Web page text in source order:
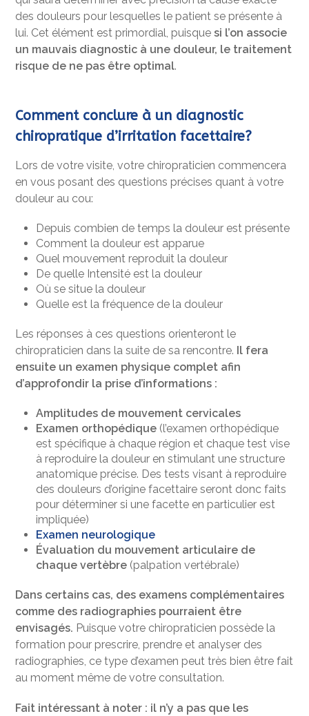
des douleurs pour lesquelles le patient se présente à
lui. Cet élément est primordial, puisquesi l’on associe
un mauvais diagnostic à une douleur, le traitement
risque de ne pas être optimal.
Comment conclure à un diagnostic
chiropratique d’irritation facettaire?
Lors de votre visite, votre chiropraticien commencera
en vous posant des questions précises quant à votre
douleur au cou:
Depuis combien de temps la douleur est présente
Comment la douleur est apparue
Quel mouvement reproduit la douleur
De quelle Intensité est la douleur
Où se situe la douleur
Quelle est la fréquence de la douleur
Les réponses à ces questions orienteront le
chiropraticien dans la suite de sa rencontre. Il fera
ensuite un examen physique complet afin
d’approfondir la prise d’informations :
Amplitudes de mouvement cervicales
Examen orthopédique (l’examen orthopédique
est spécifique à chaque région et chaque test vise
à reproduire la douleur en stimulant une structure
anatomique précise. Des tests visant à reproduire
des douleurs d’origine facettaire seront donc faits
pour déterminer si une facette en particulier est
impliquée)
Examen neurologique
Évaluation du mouvement articulaire de
chaque vertèbre (palpation vertébrale)
Dans certains cas, des examens complémentaires
comme des radiographies pourraient être
envisagés. Puisque votre chiropraticien possède la
formation pour prescrire, prendre et analyser des
radiographies, ce type d’examen peut très bien être fait
au moment même de votre consultation.
Fait intéressant à noter : il n’y a pas que les